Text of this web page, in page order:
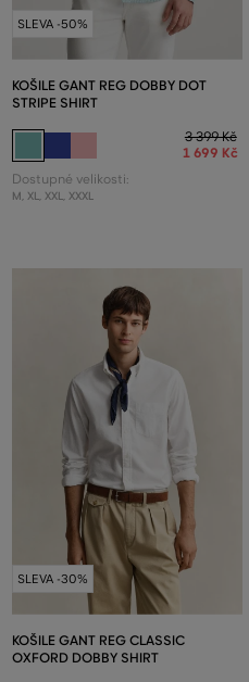
SLEVA -50%
KOŠILE GANT REG DOBBY DOT
STRIPE SHIRT
3 399 Kč
1 699 Kč
Dostupné velikosti:
M, XL, XXL, XXXL
SLEVA -30%
KOŠILE GANT REG CLASSIC
OXFORD DOBBY SHIRT